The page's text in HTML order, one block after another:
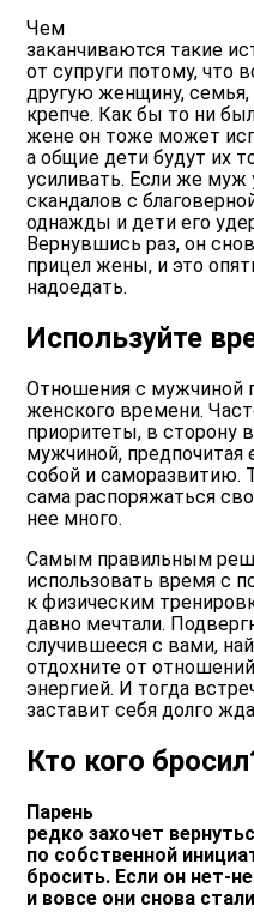
Чем
заканчиваются такие
от супруги потому, что
другую женщину, семья,
крепче. Как бы то ни
жене он тоже может
а общие дети будут их
усиливать. Если же муж
скандалов с
однажды и дети его
Вернувшись раз, он
прицел жены, и это
надоедать.
Используйте
Отношения с мужчиной
женского времени.
приоритеты, в сторону
мужчиной, предпочитая
собой и
сама распоряжаться
нее много.
Самым правильным
использовать время с
к физическим
давно мечтали.
случившееся с вами,
отдохните от
энергией. И тогда
заставит себя долго
Кто кого
Парень
редко захочет
по собственной
бросить. Если он нет-
и вовсе они снова стали